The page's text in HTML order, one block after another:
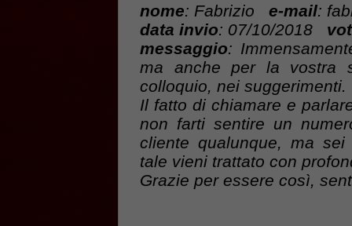
nome: Fabrizio e-mail:
data invio: 07/10/2018
messaggio:
ma anche per la vostra
colloquio, nei suggerimenti.
Il fatto di chiamare e
non farti sentire un
cliente qualunque, ma
tale vieni trattato con
Grazie per essere così,